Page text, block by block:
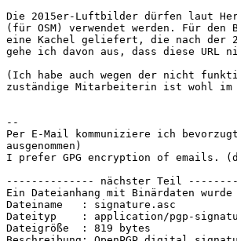
Die 2015er-Luftbilder dürfen laut
(für OSM) verwendet werden. Für
eine Kachel geliefert, die nach der
gehe ich davon aus, dass diese URL
(Ich habe auch wegen der nicht
zuständige Mitarbeiterin ist wohl im
--
Per E-Mail kommuniziere ich
ausgenommen)
I prefer GPG encryption of emails.
-------------- nächster Teil
Ein Dateianhang mit Binärdaten
Dateiname   : signature.asc
Dateityp    : application/pgp-
Dateigröße  : 819 bytes